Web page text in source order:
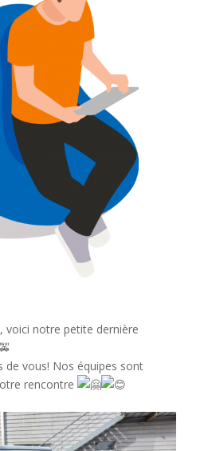
voici notre petite dernière
de vous! Nos équipes sont
rencontre